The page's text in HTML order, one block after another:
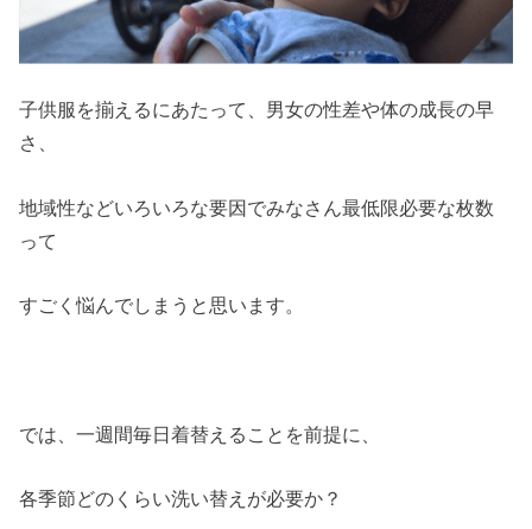
子供服を揃えるにあたって、男女の性差や体の成長の早
さ、
地域性などいろいろな要因でみなさん最低限必要な枚数
って
すごく悩んでしまうと思います。
では、一週間毎日着替えることを前提に、
各季節どのくらい洗い替えが必要か？